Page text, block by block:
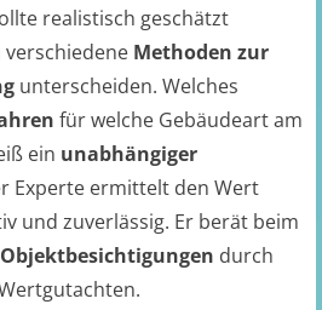
realistisch geschätzt
verschiedene Methoden zur
unterscheiden. Welches
für welche Gebäudeart am
ein unabhängiger
Experte ermittelt den Wert
und zuverlässig. Er berät beim
Objektbesichtigungen durch